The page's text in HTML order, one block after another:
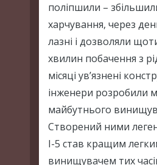
поліпшили –
харчування, через
лазні і дозволяли
хвилин побачення з
місяці ув’язнені
інженери розробили
майбутнього
Створений ними
І-5 став кращим
винищувачем тих